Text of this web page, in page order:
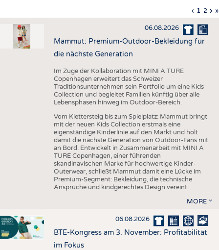
TESTS
AUSSCHREIBUNGEN
DTV AUSSCHREIBUNGSDIENST
FAKTEN
STATISTICS
ADRESSEN & LINKS
PUBLIKATIONEN
TERMINE
BRANCHENTERMINE
Seitennummerierung
Seite
‹
Seite
1 Seite
2 › »
06.08.2026
Mammut: Premium-Outdoor-Bekleidung für
die nächste Generation
Im Zuge der Kollaboration mit MINI A TURE
Copenhagen erweitert das Schweizer
Traditionsunternehmen sein Portfolio um eine Kids
Collection und begleitet Familien künftig über alle
Lebensphasen hinweg im Outdoor-Bereich.
Vom Klettersteig bis zum Spielplatz: Mammut bringt
mit der neuen Kids Collection erstmals eine
eigenständige Kinderlinie auf den Markt und holt
damit die nächste Generation von Outdoor-Fans mit
an Bord. Entwickelt in Zusammenarbeit mit MINI A
TURE Copenhagen, einer führenden
skandinavischen Marke für hochwertige Kinder-
Outerwear, schließt Mammut damit eine Lücke im
Premium-Segment: Bekleidung, die technische
Ansprüche und kindgerechtes Design vereint.
MORE
06.08.2026
BTE-Kongress am 3. November: Profitabilität
im Fokus